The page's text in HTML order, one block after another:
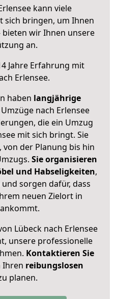
kann viele
sich bringen, um Ihnen
bieten wir Ihnen unsere
an.
Jahre Erfahrung mit
Erlensee.
haben langjährige
nach Erlensee
die ein Umzug
mit sich bringt. Sie
der Planung bis hin
Sie organisieren
und Habseligkeiten,
sorgen dafür, dass
neuen Zielort in
Lübeck nach Erlensee
unsere professionelle
Kontaktieren Sie
reibungslosen
planen.